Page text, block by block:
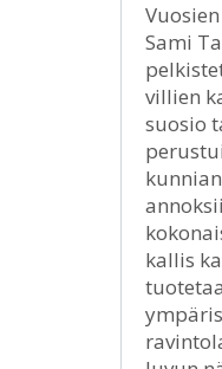
Sami
villien
suosio
kallis